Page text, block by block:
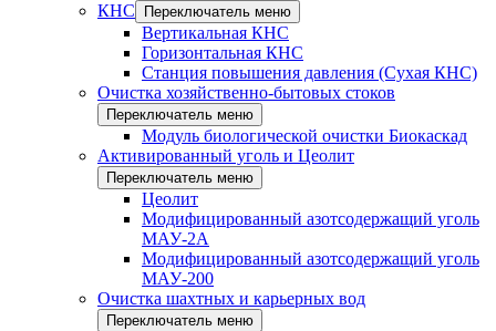
КНС
Переключатель меню
Вертикальная КНС
Горизонтальная КНС
Станция повышения давления (Сухая КНС)
Очистка хозяйственно-бытовых стоков
Переключатель меню
Модуль биологической очистки Биокаскад
Активированный уголь и Цеолит
Переключатель меню
Цеолит
Модифицированный азотсодержащий уголь
МАУ-2А
Модифицированный азотсодержащий уголь
МАУ-200
Очистка шахтных и карьерных вод
Переключатель меню